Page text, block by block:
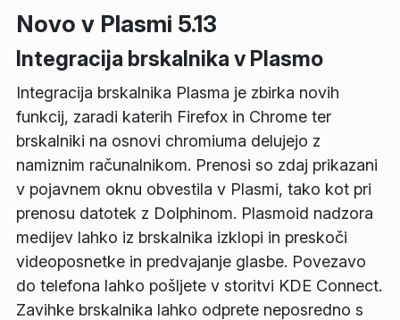
Novo v Plasmi 5.13
Integracija brskalnika v Plasmo
Integracija brskalnika Plasma je zbirka novih
funkcij, zaradi katerih Firefox in Chrome ter
brskalniki na osnovi chromiuma delujejo z
namiznim računalnikom. Prenosi so zdaj prikazani
v pojavnem oknu obvestila v Plasmi, tako kot pri
prenosu datotek z Dolphinom. Plasmoid nadzora
medijev lahko iz brskalnika izklopi in preskoči
videoposnetke in predvajanje glasbe. Povezavo
do telefona lahko pošljete v storitvi KDE Connect.
Zavihke brskalnika lahko odprete neposredno s